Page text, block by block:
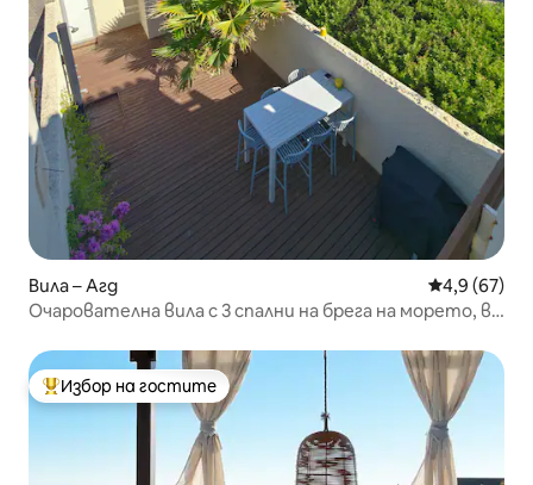
Вила – Агд Средна
4,9 (67)
Очарователна вила с 3 спални на брега на морето, в
2000
Най-популярен избор на гостите
Избор на гостите